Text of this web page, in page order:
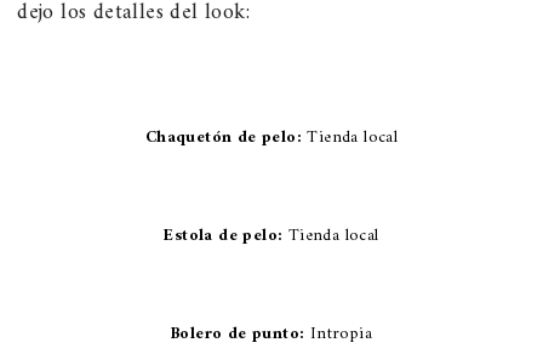
dejo los detalles del look:
Chaquetón de pelo: Tienda local
Estola de pelo: Tienda local
Bolero de punto: Intropia